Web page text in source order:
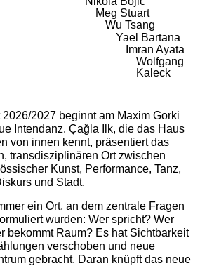
Meg Stuart
Wu Tsang
Yael Bartana
Imran Ayata
Wolfgang
Kaleck
2027 beginnt am Maxim Gorki
Intendanz. Çağla Ilk, die das Haus
von innen kennt, präsentiert das
transdisziplinären Ort zwischen
Kunst, Performance, Tanz,
und Stadt.
ein Ort, an dem zentrale Fragen
wurden: Wer spricht? Wer
bekommt Raum? Es hat Sichtbarkeit
verschoben und neue
gebracht. Daran knüpft das neue